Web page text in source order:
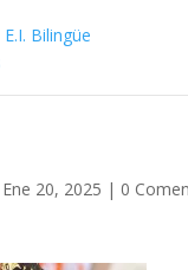
Ene 20, 2025 | 0